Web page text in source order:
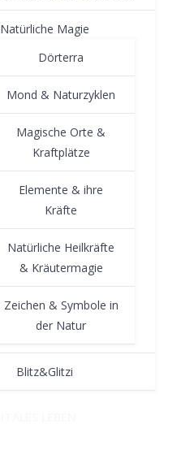
Natürliche Magie
Dörterra
Mond & Naturzyklen
Magische Orte &
Kraftplätze
Elemente & ihre
Kräfte
Natürliche Heilkräfte
& Kräutermagie
Zeichen & Symbole in
der Natur
Blitz&Glitzi